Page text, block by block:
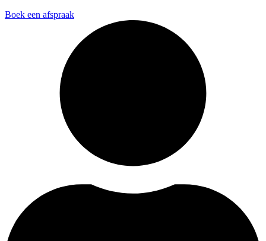
Boek een afspraak